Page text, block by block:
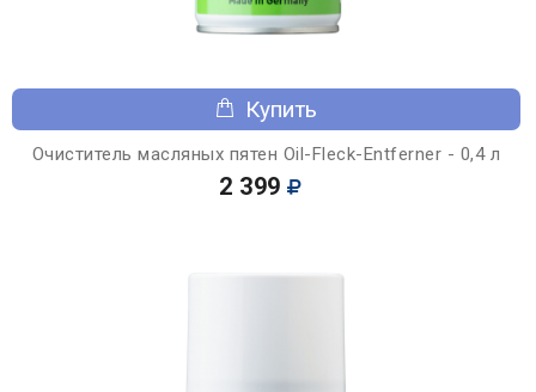
Купить
Очиститель масляных пятен Oil-Fleck-Entferner - 0,4 л
2 399